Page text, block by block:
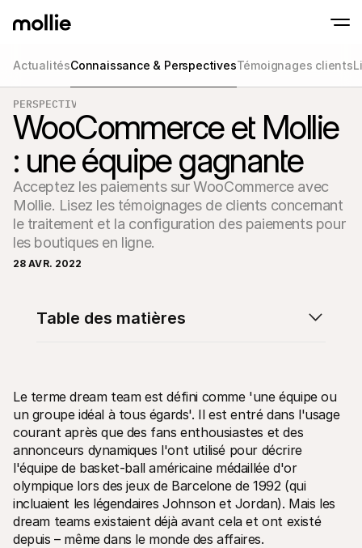
Tap to Pay sur iPhone
Acceptez les paiements sans contact sur
En savoir plus Acceptez et gérez
Paiement en point
Encaissez des
de terminaux et
Checkout
Proposez un
pour la conversion
Paiement
Encaissez des
Pour les agences
Ressources techniques
Portail développeurs
Découvrez les ressources de développement et les mises à
jour
Bibliothèques
Intégrez Mollie avec des packages prêts à l'emploi
ActualitésConnaissance & PerspectivesTémoignages clients
PERSPECTIVES
WooCommerce et Mollie
: une équipe gagnante
Acceptez les paiements sur WooCommerce avec
Mollie. Lisez les témoignages de clients concernant
le traitement et la configuration des paiements pour
les boutiques en ligne.
28 AVR. 2022
Le terme dream team est défini comme 'une équipe ou
un groupe idéal à tous égards'. Il est entré dans l'usage
courant après que des fans enthousiastes et des
annonceurs dynamiques l'ont utilisé pour décrire
l'équipe de basket-ball américaine médaillée d'or
olympique lors des jeux de Barcelone de 1992 (qui
incluaient les légendaires Johnson et Jordan). Mais les
dream teams existaient déjà avant cela et ont existé
depuis – même dans le monde des affaires.
Table des matières